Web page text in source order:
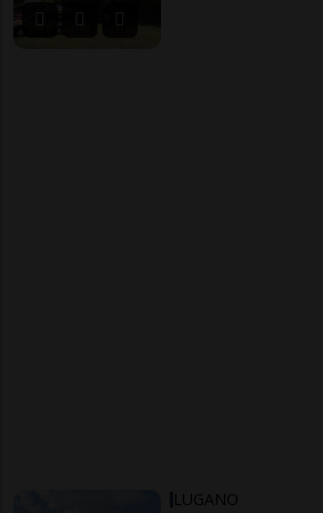
LUGANO